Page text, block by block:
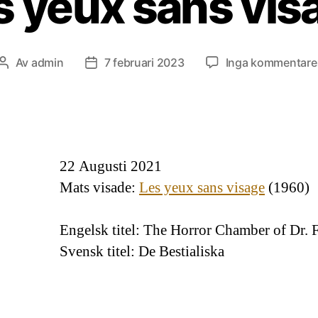
Inläggsförfattare
Av admin Inläggsdatum
7 februari 2023 Inga
22 Augusti 2021
Mats visade: Les yeux sans visage (1960)
Engelsk titel: The Horror Chamber of Dr.
Svensk titel: De Bestialiska